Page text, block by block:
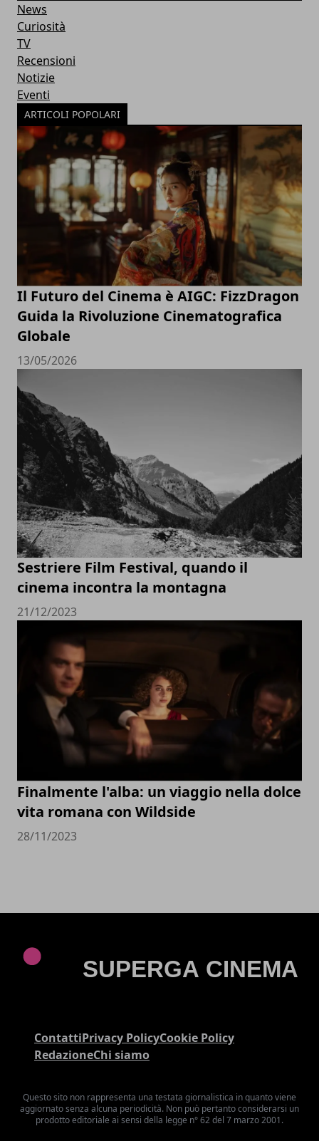
News
Curiosità
TV
Recensioni
Notizie
Eventi
ARTICOLI POPOLARI
Il Futuro del Cinema è AIGC: FizzDragon
Guida la Rivoluzione Cinematografica
Globale
13/05/2026
Sestriere Film Festival, quando il
cinema incontra la montagna
21/12/2023
Finalmente l'alba: un viaggio nella dolce
vita romana con Wildside
28/11/2023
ContattiPrivacy PolicyCookie Policy
RedazioneChi siamo
Questo sito non rappresenta una testata giornalistica in quanto viene
aggiornato senza alcuna periodicità. Non può pertanto considerarsi un
prodotto editoriale ai sensi della legge n° 62 del 7 marzo 2001.